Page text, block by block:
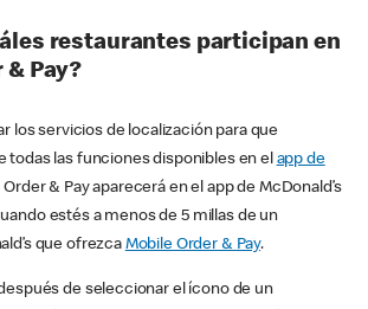
restaurantes participan en
Pay?
los servicios de localización para que
todas las funciones disponibles en el app de
Order & Pay aparecerá en el app de McDonald’s
estés a menos de 5 millas de un
que ofrezca Mobile Order & Pay.
de seleccionar el ícono de un